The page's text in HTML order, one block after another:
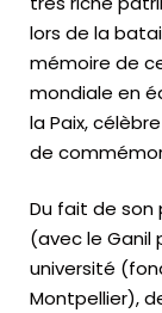
lors de la
mémoire de
mondiale en
la Paix,
de
Du fait de son
(avec le Ganil
université
Montpellier),